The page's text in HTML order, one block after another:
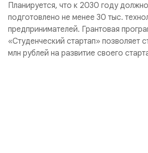
Планируется, что к 2030 году
подготовлено не менее 30 тыс.
предпринимателей. Грантовая
«Студенческий стартап» позволяет
млн рублей на развитие своего